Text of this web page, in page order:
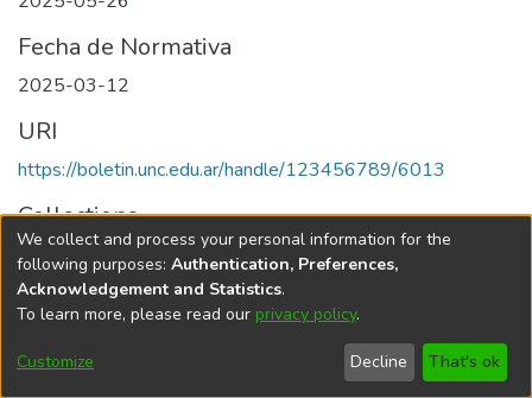
Fecha de Normativa
2025-03-12
URI
https://boletin.unc.edu.ar/handle/123456789/6013
Collections
Edición 001/2025 del 26 de mayo de 2025
Universidad Nacional de Córdoba
We collect and process your personal information for the
following purposes: Authentication, Preferences,
Acknowledgement and Statistics.
To learn more, please read our privacy policy.
Customize Decline That's ok